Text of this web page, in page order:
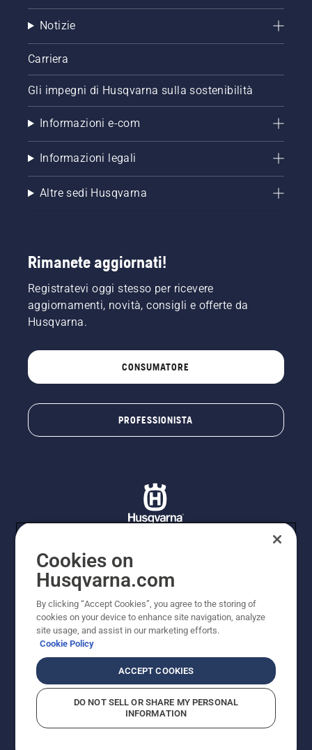
Notizie
Carriera
Gli impegni di Husqvarna sulla sostenibilità
Informazioni e-com
Informazioni legali
Altre sedi Husqvarna
Rimanete aggiornati!
Registratevi oggi stesso per ricevere
aggiornamenti, novità, consigli e offerte da
Husqvarna.
CONSUMATORE
PROFESSIONISTA
© Husqvarna AB (publ). Tutti i diritti riservati. I prezzi
proposti sono prezzi consigliati non vincolanti di
aderenti all’iniziativa, a meno che il prodotto non sia
disponibile per l'acquisto diretto. Prezzi in CHF
comprensivi di IVA all’ 8,1% e TRA. Con riserva di errori e
modifiche di forma, tecnologia, dotazione e prezzo.
Quanto scritto o raffigurato non costituisce
Informativa sui cookieTermini di utilizzo
Informativa sulla privacyRiferimentiCGVF Negozio online
Segnalazione di presunte violazioni
Cookies on
Husqvarna.com
By clicking “Accept Cookies”, you agree to the storing of
cookies on your device to enhance site navigation, analyze
site usage, and assist in our marketing efforts.
Cookie Policy
ACCEPT COOKIES
DO NOT SELL OR SHARE MY PERSONAL
INFORMATION